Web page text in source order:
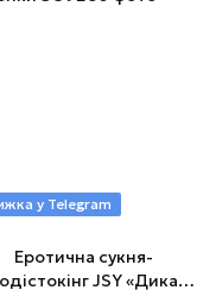
у Telegram
Еротична сукня-
JSY «Дика